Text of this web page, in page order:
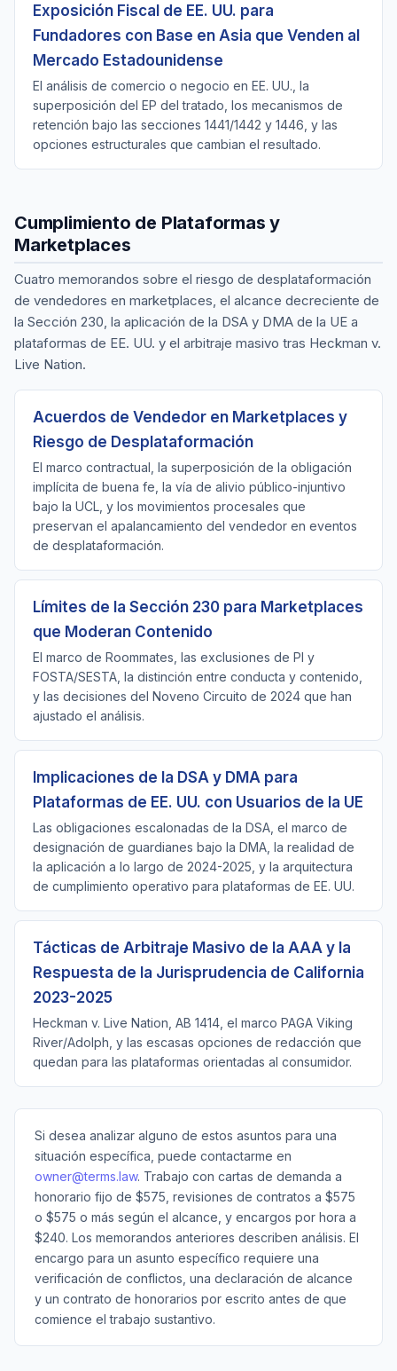
Exposición Fiscal de EE. UU. para
Fundadores con Base en Asia que Venden al
Mercado Estadounidense
El análisis de comercio o negocio en EE. UU., la
superposición del EP del tratado, los mecanismos de
retención bajo las secciones 1441/1442 y 1446, y las
opciones estructurales que cambian el resultado.
Cumplimiento de Plataformas y
Marketplaces
Cuatro memorandos sobre el riesgo de desplataformación
de vendedores en marketplaces, el alcance decreciente de
la Sección 230, la aplicación de la DSA y DMA de la UE a
plataformas de EE. UU. y el arbitraje masivo tras Heckman v.
Live Nation.
Acuerdos de Vendedor en Marketplaces y
Riesgo de Desplataformación
El marco contractual, la superposición de la obligación
implícita de buena fe, la vía de alivio público-injuntivo
bajo la UCL, y los movimientos procesales que
preservan el apalancamiento del vendedor en eventos
de desplataformación.
Límites de la Sección 230 para Marketplaces
que Moderan Contenido
El marco de Roommates, las exclusiones de PI y
FOSTA/SESTA, la distinción entre conducta y contenido,
y las decisiones del Noveno Circuito de 2024 que han
ajustado el análisis.
Implicaciones de la DSA y DMA para
Plataformas de EE. UU. con Usuarios de la UE
Las obligaciones escalonadas de la DSA, el marco de
designación de guardianes bajo la DMA, la realidad de
la aplicación a lo largo de 2024-2025, y la arquitectura
de cumplimiento operativo para plataformas de EE. UU.
Tácticas de Arbitraje Masivo de la AAA y la
Respuesta de la Jurisprudencia de California
2023-2025
Heckman v. Live Nation, AB 1414, el marco PAGA Viking
River/Adolph, y las escasas opciones de redacción que
quedan para las plataformas orientadas al consumidor.
Si desea analizar alguno de estos asuntos para una
situación específica, puede contactarme en
owner@terms.law. Trabajo con cartas de demanda a
honorario fijo de $575, revisiones de contratos a $575
o $575 o más según el alcance, y encargos por hora a
$240. Los memorandos anteriores describen análisis. El
encargo para un asunto específico requiere una
verificación de conflictos, una declaración de alcance
y un contrato de honorarios por escrito antes de que
comience el trabajo sustantivo.